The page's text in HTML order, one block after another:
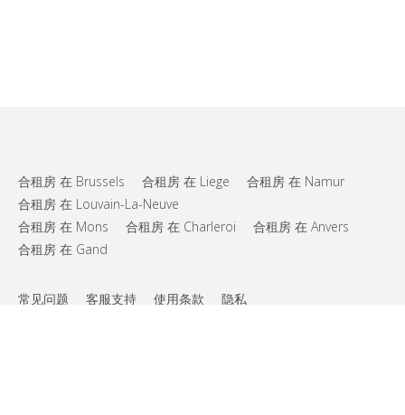
合租房 在 Brussels 合租房 在 Liege
合租房 在 Namur
合租房 在 Louvain-La-Neuve
合租房 在 Mons
合租房 在 Charleroi
合租房 在 Anvers
合租房 在 Gand
常见问题 客服支持 使用条款 隐私